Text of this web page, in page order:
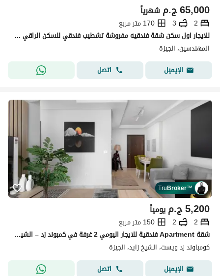
ج.م65,000 شهرياً
2
3
170 متر مربع
للايجار اول سكن شقة فندقيه مفروشة تشطيب فندقي للسكن الراقي والمميز
المهندسين، الجيزة
الإيميل
اتصل
TruBroker™
ج.م5,200 يومياً
2
2
150 متر مربع
شقة Apartment فندقية للايجار اليومي 2 غرفة في كمبوند زد – الشيخ زايد ZED Compound – Sheikh Zayed
كومباوند زد ويست، الشيخ زايد، الجيزة
الإيميل
اتصل